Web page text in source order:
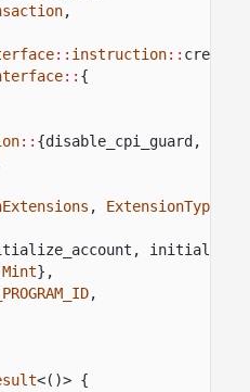
,
:: instruction::
:: {
:: {disable_cpi_guard,
, ExtensionType
Mint},
,
<()> {